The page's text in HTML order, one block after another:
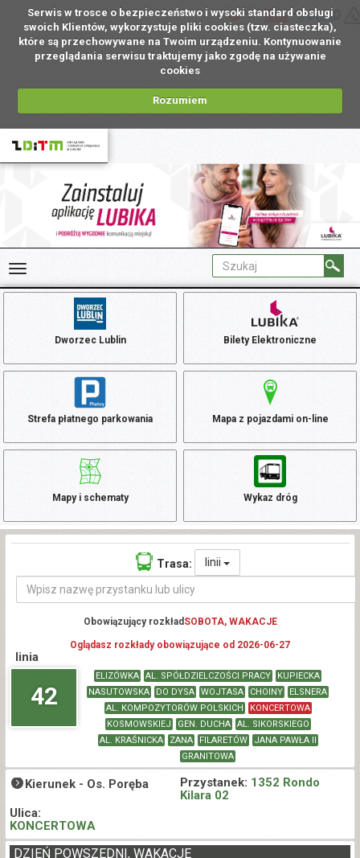
Serwis w trosce o bezpieczeństwo i wysoki standard obsługi
swoich Klientów, wykorzystuje pliki cookies (tzw. ciasteczka),
które są przechowywane na Twoim urządzeniu. Kontynuowanie
przeglądania serwisu traktujemy jako zgodę na używanie
cookies
Rozumiem
PL
Dworzec Lublin Bilety Elektroniczne
Strefa płatnego parkowania Mapa z pojazdami on-line
Mapy i schematy Wykaz dróg
Trasa: linii
Obowiązujący rozkład SOBOTA, WAKACJE
Oglądasz rozkłady obowiązujące od 2026-06-27
linia
42
ELIZÓWKA AL. SPÓŁDZIELCZOŚCI PRACY
KUPIECKA
NASUTOWSKA
DO DYSA WOJTASA CHOINY
ELSNERA
AL. KOMPOZYTORÓW POLSKICH
KONCERTOWA
KOSMOWSKIEJ
GEN. DUCHA
AL. SIKORSKIEGO
AL. KRAŚNICKA
ZANA FILARETÓW
JANA PAWŁA II
GRANITOWA
Kierunek - Os. Poręba Przystanek: 1352 Rondo
Kilara 02
Ulica:
KONCERTOWA
DZIEŃ POWSZEDNI, WAKACJE